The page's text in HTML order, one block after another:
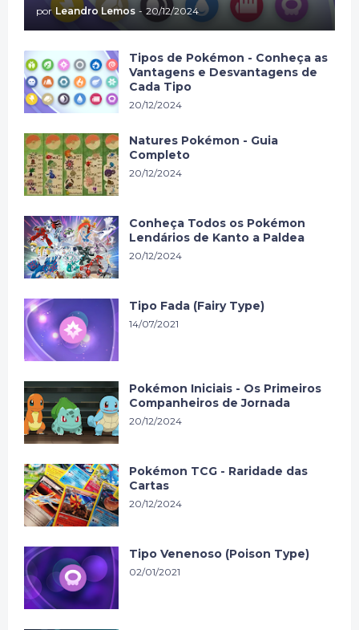
por Leandro Lemos - 20/12/2024
Tipos de Pokémon - Conheça as
Vantagens e Desvantagens de
Cada Tipo
20/12/2024
Natures Pokémon - Guia
Completo
20/12/2024
Conheça Todos os Pokémon
Lendários de Kanto a Paldea
20/12/2024
Tipo Fada (Fairy Type)
14/07/2021
Pokémon Iniciais - Os Primeiros
Companheiros de Jornada
20/12/2024
Pokémon TCG - Raridade das
Cartas
20/12/2024
Tipo Venenoso (Poison Type)
02/01/2021